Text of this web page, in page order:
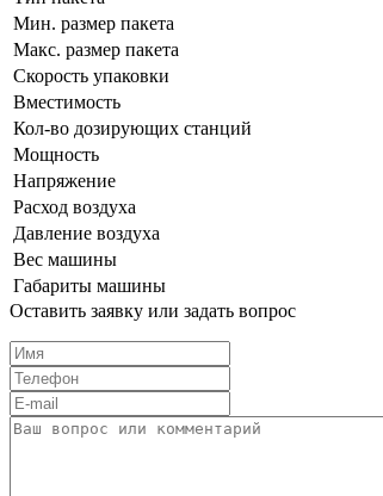
Мин. размер пакета
Макс. размер пакета
Скорость упаковки
Вместимость
Кол-во дозирующих станций
Мощность
Напряжение
Расход воздуха
Давление воздуха
Вес машины
Габариты машины
Оставить заявку или задать вопрос